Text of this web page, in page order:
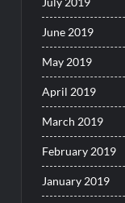
June 2019
May 2019
April 2019
March 2019
February 2019
January 2019